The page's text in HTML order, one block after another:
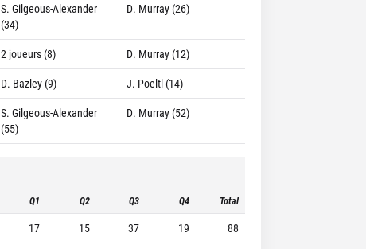
S. Gilgeous-Alexander
(34)
D. Murray (26)
2 joueurs (8)
D. Murray (12)
D. Bazley (9)
J. Poeltl (14)
S. Gilgeous-Alexander
(55)
D. Murray (52)
Q1 Q2 Q3 Q4 Total
17 15 37 19
88